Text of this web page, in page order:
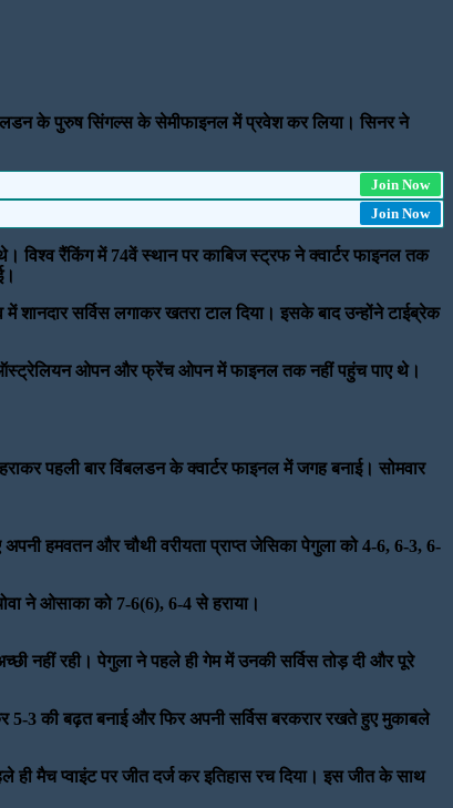
के पुरुष सिंगल्स के सेमीफाइनल में प्रवेश कर लिया। सिनर ने
Join Now
Join Now
विश्व रैंकिंग में 74वें स्थान पर काबिज स्ट्रफ ने क्वार्टर फाइनल तक
सर्विस लगाकर खतरा टाल दिया। इसके बाद उन्होंने टाईब्रेक
ऑस्ट्रेलियन ओपन और फ्रेंच ओपन में फाइनल तक नहीं पहुंच पाए थे।
पहली बार विंबलडन के क्वार्टर फाइनल में जगह बनाई। सोमवार
हमवतन और चौथी वरीयता प्राप्त जेसिका पेगुला को 4-6, 6-3, 6-
ने ओसाका को 7-6(6), 6-4 से हराया।
नहीं रही। पेगुला ने पहले ही गेम में उनकी सर्विस तोड़ दी और पूरे
5-3 की बढ़त बनाई और फिर अपनी सर्विस बरकरार रखते हुए मुकाबले
मैच प्वाइंट पर जीत दर्ज कर इतिहास रच दिया। इस जीत के साथ